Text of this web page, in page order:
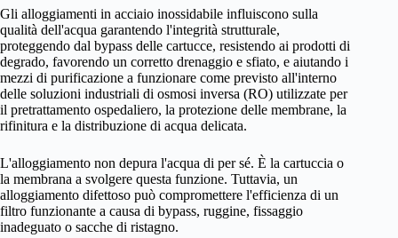
Gli alloggiamenti in acciaio inossidabile influiscono sulla
qualità dell'acqua garantendo l'integrità strutturale,
proteggendo dal bypass delle cartucce, resistendo ai prodotti di
degrado, favorendo un corretto drenaggio e sfiato, e aiutando i
mezzi di purificazione a funzionare come previsto all'interno
delle soluzioni industriali di osmosi inversa (RO) utilizzate per
il pretrattamento ospedaliero, la protezione delle membrane, la
rifinitura e la distribuzione di acqua delicata.
L'alloggiamento non depura l'acqua di per sé. È la cartuccia o
la membrana a svolgere questa funzione. Tuttavia, un
alloggiamento difettoso può compromettere l'efficienza di un
filtro funzionante a causa di bypass, ruggine, fissaggio
inadeguato o sacche di ristagno.